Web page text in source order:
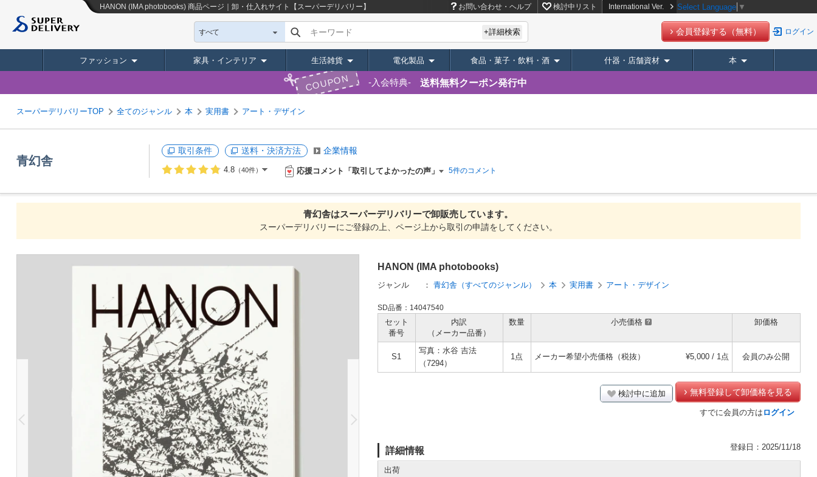
HANON (IMA photobooks) 商品ページ｜卸・仕入れサイト【スーパーデリバリー】 お問い合わせ・ヘルプ 検討中リスト International Ver. Select Language ▼
すべて キーワード +詳細検索 会員登録する（無料） ログイン
ファッション 家具・インテリア 生活雑貨 電化製品 食品・菓子・飲料・酒 什器・店舗資材 本
COUPON 入会特典 送料無料クーポン発行中
スーパーデリバリーTOP 全てのジャンル 本 実用書 アート・デザイン
青幻舎
取引条件 送料・決済方法 企業情報
4.8 （40件） 応援コメント「取引してよかったの声」 5件のコメント
青幻舎はスーパーデリバリーで卸販売しています。
スーパーデリバリーにご登録の上、ページ上から取引の申請をしてください。
HANON (IMA photobooks)
ジャンル ： 青幻舎（すべてのジャンル） 本 実用書 アート・デザイン
SD品番：14047540
セット
番号
内訳
（メーカー品番）
数量 小売価格 卸価格
S1
写真：水谷 吉法
（7294）
1点 メーカー希望小売価格（税抜） ¥5,000 / 1点 会員のみ公開
検討中に追加 無料登録して卸価格を見る
すでに会員の方は ログイン
詳細情報 登録日：2025/11/18
出荷